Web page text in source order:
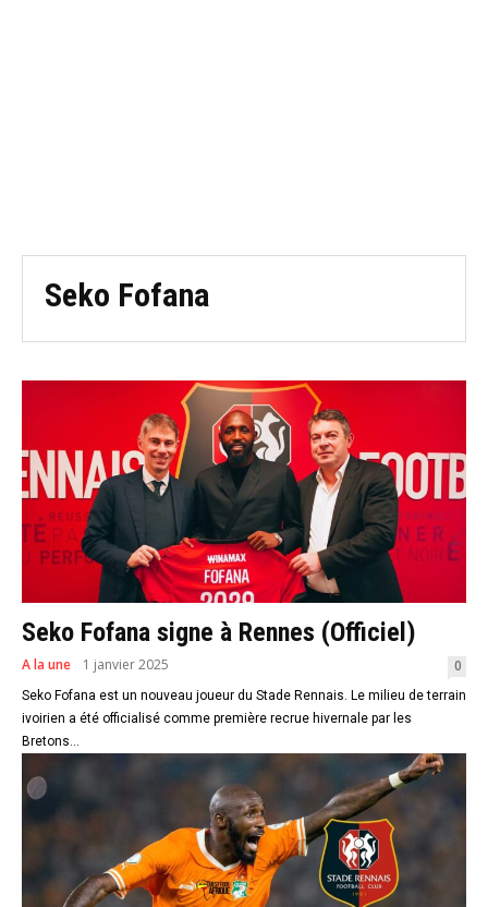
Seko Fofana
Seko Fofana signe à Rennes (Officiel)
A la une 1 janvier 2025 0
Seko Fofana est un nouveau joueur du Stade Rennais. Le milieu de terrain
ivoirien a été officialisé comme première recrue hivernale par les
Bretons...